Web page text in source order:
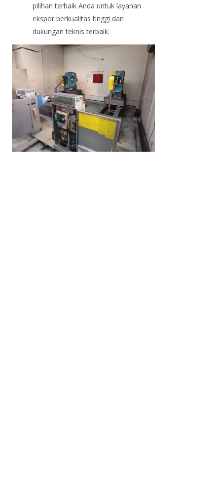
pilihan terbaik Anda untuk layanan
ekspor berkualitas tinggi dan
dukungan teknis terbaik.